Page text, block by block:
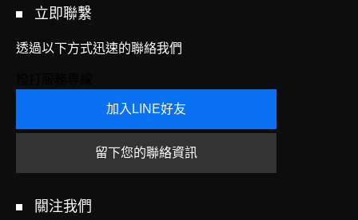
立即聯繫
透過以下方式迅速的聯絡我們
加入LINE好友
留下您的聯絡資訊
關注我們